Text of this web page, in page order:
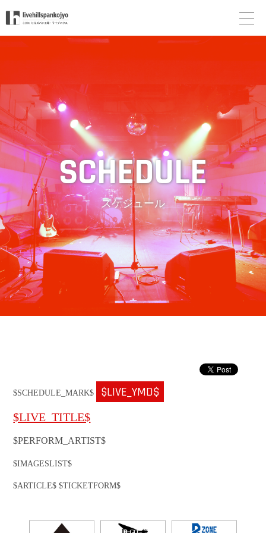
スケジュール
$SCHEDULE_MARK$ $LIVE_YMD$
$LIVE_TITLE$
$PERFORM_ARTIST$
$IMAGESLIST$
$ARTICLE$ $TICKETFORM$